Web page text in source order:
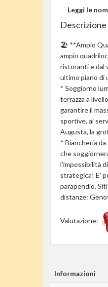
Leggi le
Descrizione
🏖️ **Ampio
ampio
ristoranti e dal
ultimo piano di
* Soggiorno
terrazza a
garantire il
sportive, ai
Augusta, la
* Biancheria
che
l’impossibilità
strategica! E'
parapendio.
distanze:
Valutazione:
Informazioni